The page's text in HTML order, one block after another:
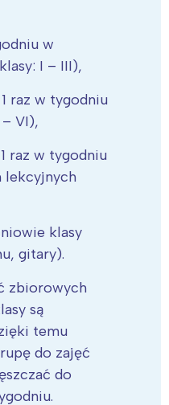
w
I – III),
raz w tygodniu
VI),
raz w tygodniu
lekcyjnych
klasy
gitary).
zbiorowych
są
temu
do zajęć
do